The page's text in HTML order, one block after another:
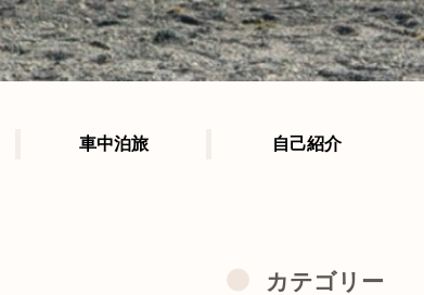
車中泊旅 自己紹介
カテゴリー